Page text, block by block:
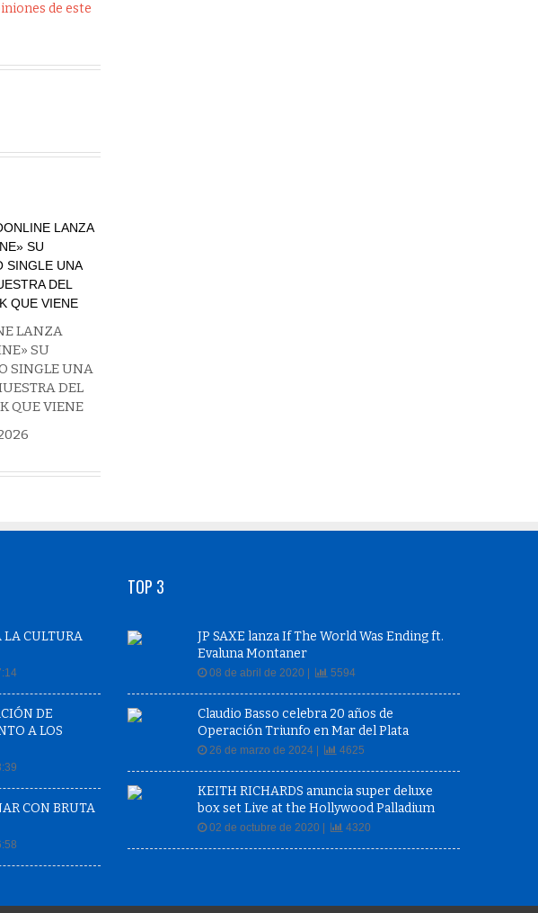
de este
LANZA
SU
SINGLE UNA
DEL
QUE VIENE
LA CULTURA
DE
A LOS
CON BRUTA
TOP 3
JP SAXE lanza If The World Was Ending ft.
Evaluna Montaner
08 de abril de 2020 | 5594
Claudio Basso celebra 20 años de
Operación Triunfo en Mar del Plata
26 de marzo de 2024 | 4625
KEITH RICHARDS anuncia super deluxe
box set Live at the Hollywood Palladium
02 de octubre de 2020 | 4320